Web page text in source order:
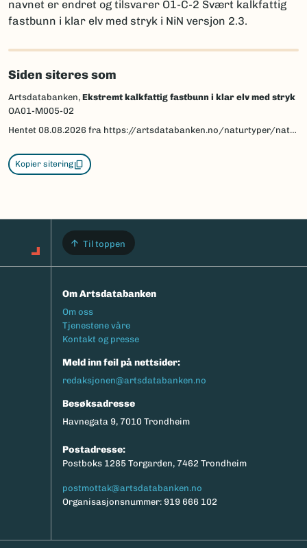
navnet er endret og tilsvarer O1-C-2 Svært kalkfattig
fastbunn i klar elv med stryk i NiN versjon 2.3.
Siden siteres som
Artsdatabanken, Ekstremt kalkfattig fastbunn i klar elv med stryk
OA01-M005-02
Hentet 08.08.2026 fra https://artsdatabanken.no/naturtyper/natur-i-norge/NiN-3.0-T-C-PE-NA-MB-OA01-M005-02/beskrivelse
Kopier sitering
Til toppen
Om Artsdatabanken
Footermeny
Om oss
Tjenestene våre
Kontakt og presse
Meld inn feil på nettsider:
redaksjonen@artsdatabanken.no
Besøksadresse
Havnegata 9, 7010 Trondheim
Postadresse:
Postboks 1285 Torgarden, 7462 Trondheim
postmottak@artsdatabanken.no
Organisasjonsnummer: 919 666 102